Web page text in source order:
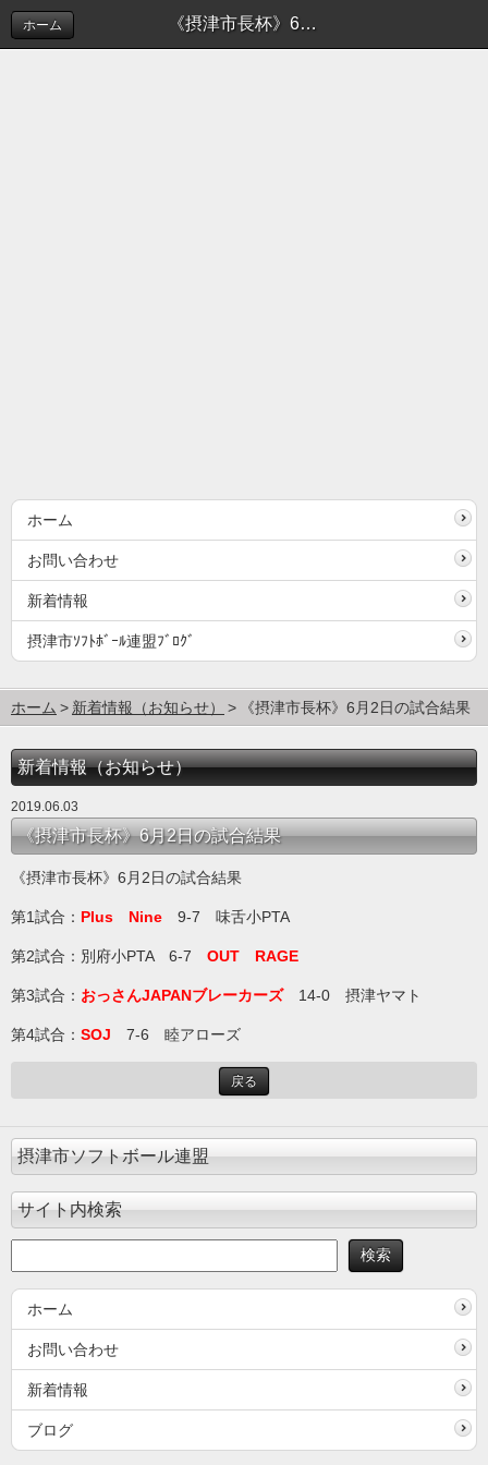
《摂津市長杯》6月2日の試合結果 | 新着情報（お知らせ）
ホーム
ホーム
お問い合わせ
新着情報
摂津市ｿﾌﾄﾎﾞｰﾙ連盟ﾌﾞﾛｸﾞ
ホーム 新着情報（お知らせ） 《摂津市長杯》6月2日の試合結果
新着情報（お知らせ）
2019.06.03
《摂津市長杯》6月2日の試合結果
《摂津市長杯》6月2日の試合結果
第1試合： Plus Nine 9-7 味舌小PTA
第2試合：別府小PTA 6-7 OUT RAGE
第3試合： おっさんJAPANブレーカーズ14-0 摂津ヤマト
第4試合： SOJ 7-6 睦アローズ
戻る
摂津市ソフトボール連盟
サイト内検索
ホーム
お問い合わせ
新着情報
ブログ